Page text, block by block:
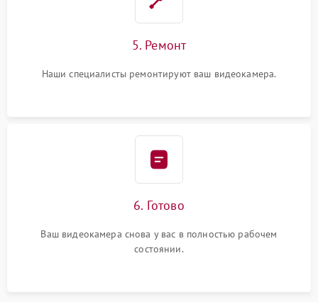
5. Ремонт
Наши специалисты ремонтируют ваш видеокамера.
6. Готово
Ваш видеокамера снова у вас в полностью рабочем
состоянии.